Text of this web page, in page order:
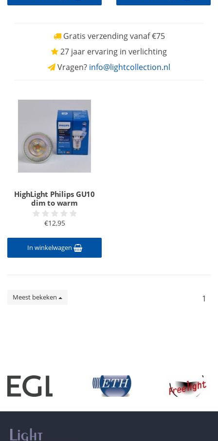
Gratis verzending vanaf €75
27 jaar ervaring in verlichting
Vragen? info@lightcollection.nl
HighLight Philips GU10
dim to warm
€12,95
In winkelwagen
Meest bekeken 1